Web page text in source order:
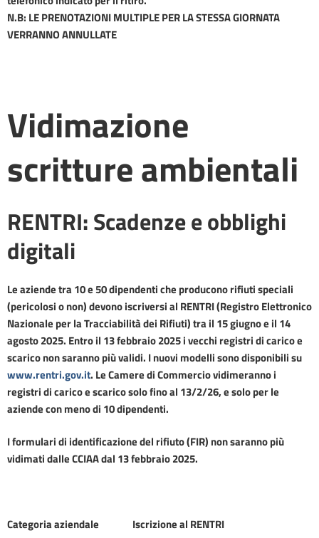
N.B: LE PRENOTAZIONI MULTIPLE PER LA STESSA GIORNATA
VERRANNO ANNULLATE
Vidimazione
scritture ambientali
RENTRI: Scadenze e obblighi
digitali
Le aziende tra 10 e 50 dipendenti che producono rifiuti speciali
(pericolosi o non) devono iscriversi al RENTRI (Registro Elettronico
Nazionale per la Tracciabilità dei Rifiuti) tra il 15 giugno e il 14
agosto 2025. Entro il 13 febbraio 2025 i vecchi registri di carico e
scarico non saranno più validi. I nuovi modelli sono disponibili su
www.rentri.gov.it. Le Camere di Commercio vidimeranno i
registri di carico e scarico solo fino al 13/2/26, e solo per le
aziende con meno di 10 dipendenti.
I formulari di identificazione del rifiuto (FIR) non saranno più
vidimati dalle CCIAA dal 13 febbraio 2025.
Categoria aziendale Iscrizione al RENTRI